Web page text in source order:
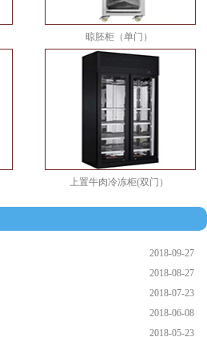
晾胚柜（单门）
上置牛肉冷冻柜(双门）
2018-09-27
2018-08-27
2018-07-23
2018-06-08
2018-05-23